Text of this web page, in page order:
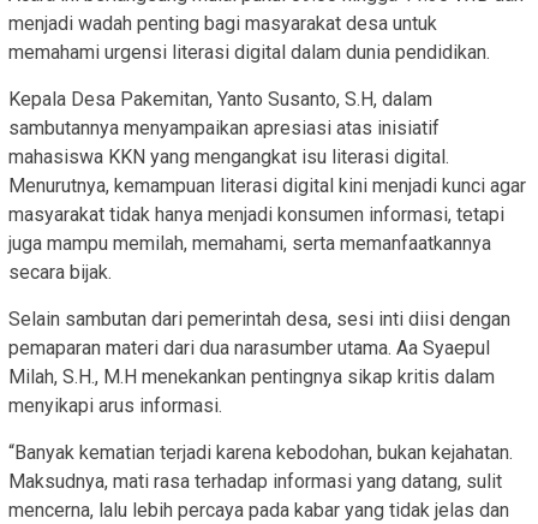
menjadi wadah penting bagi masyarakat desa untuk
memahami urgensi literasi digital dalam dunia pendidikan.
Kepala Desa Pakemitan, Yanto Susanto, S.H, dalam
sambutannya menyampaikan apresiasi atas inisiatif
mahasiswa KKN yang mengangkat isu literasi digital.
Menurutnya, kemampuan literasi digital kini menjadi kunci agar
masyarakat tidak hanya menjadi konsumen informasi, tetapi
juga mampu memilah, memahami, serta memanfaatkannya
secara bijak.
Selain sambutan dari pemerintah desa, sesi inti diisi dengan
pemaparan materi dari dua narasumber utama. Aa Syaepul
Milah, S.H., M.H menekankan pentingnya sikap kritis dalam
menyikapi arus informasi.
“Banyak kematian terjadi karena kebodohan, bukan kejahatan.
Maksudnya, mati rasa terhadap informasi yang datang, sulit
mencerna, lalu lebih percaya pada kabar yang tidak jelas dan